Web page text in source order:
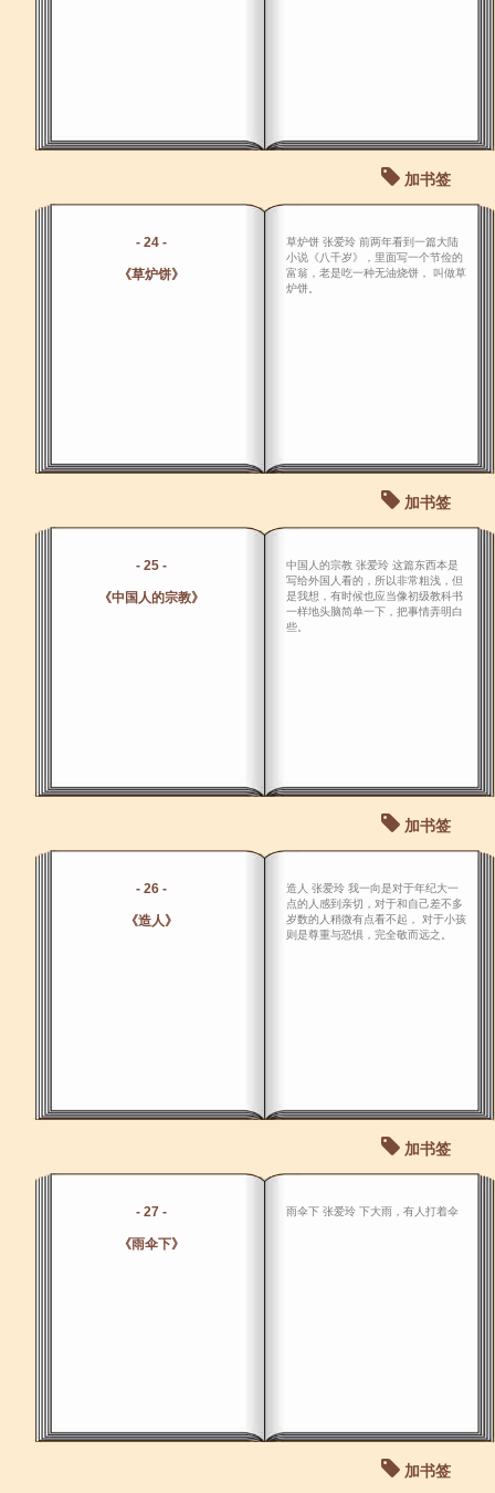
加书签
- 24 -
《草炉饼》
草炉饼 张爱玲 前两年看到一篇大陆
小说《八千岁》，里面写一个节俭的
富翁，老是吃一种无油烧饼， 叫做草
炉饼。
加书签
- 25 -
《中国人的宗教》
中国人的宗教 张爱玲 这篇东西本是
写给外国人看的，所以非常粗浅，但
是我想，有时候也应当像初级教科书
一样地头脑简单一下，把事情弄明白
些。
加书签
- 26 -
《造人》
造人 张爱玲 我一向是对于年纪大一
点的人感到亲切，对于和自己差不多
岁数的人稍微有点看不起， 对于小孩
则是尊重与恐惧，完全敬而远之。
加书签
- 27 -
《雨伞下》
雨伞下 张爱玲 下大雨，有人打着伞
加书签